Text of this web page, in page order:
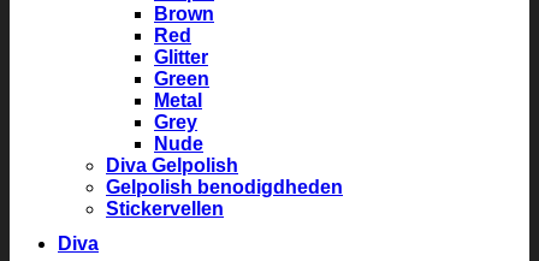
Brown
Red
Glitter
Green
Metal
Grey
Nude
Diva Gelpolish
Gelpolish benodigdheden
Stickervellen
Diva